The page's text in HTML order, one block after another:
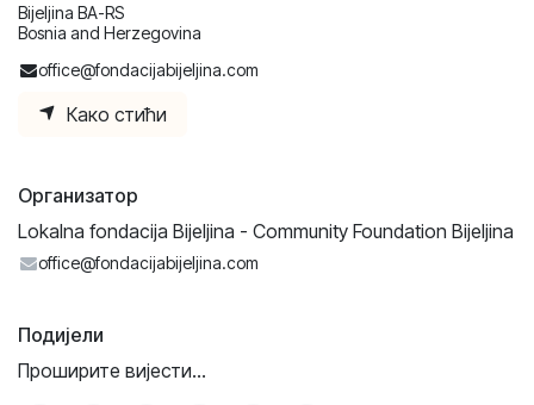
Bijeljina BA-RS
Bosnia and Herzegovina
office@fondacijabijeljina.com
Како стићи
Организатор
Lokalna fondacija Bijeljina - Community Foundation Bijeljina
office@fondacijabijeljina.com
Подијели
Проширите вијести...